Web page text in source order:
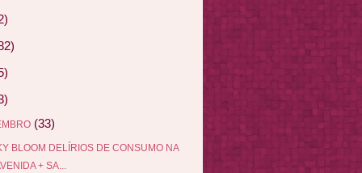
(33)
BLOOM DELÍRIOS DE CONSUMO NA
+ SA...